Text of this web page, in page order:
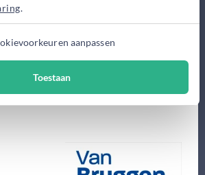
.
aanpassen
Toestaan
in Zwolle en Harderwijk ben ik financieel